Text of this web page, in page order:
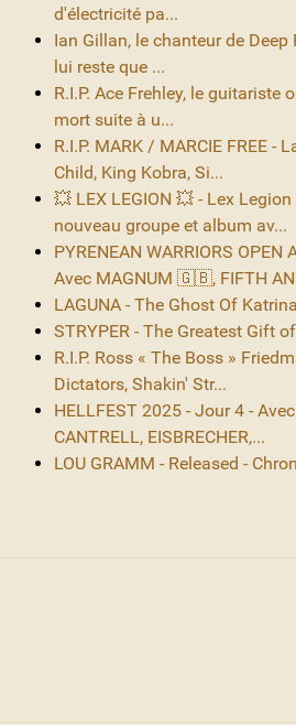
d'électricité pa...
Ian Gillan, le chanteur de Deep
lui reste que ...
R.I.P. Ace Frehley, le guitariste
mort suite à u...
R.I.P. MARK / MARCIE FREE -
Child, King Kobra, Si...
💥 LEX LEGION 💥 - Lex
nouveau groupe et album av...
PYRENEAN WARRIORS
Avec MAGNUM 🇬🇧, FIFTH
LAGUNA - The Ghost Of
STRYPER - The Greatest Gift
R.I.P. Ross « The Boss »
Dictators, Shakin' Str...
HELLFEST 2025 - Jour 4 -
CANTRELL, EISBRECHER,...
LOU GRAMM - Released -